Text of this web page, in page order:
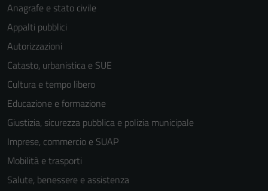
Anagrafe e stato civile
Appalti pubblici
Autorizzazioni
Catasto, urbanistica e SUE
Cultura e tempo libero
Educazione e formazione
Giustizia, sicurezza pubblica e polizia municipale
Imprese, commercio e SUAP
Mobilità e trasporti
Salute, benessere e assistenza